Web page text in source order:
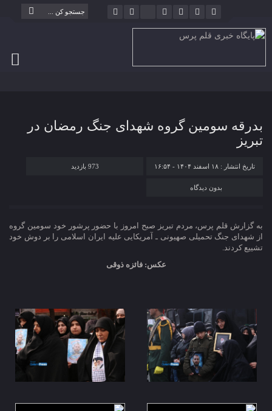
بدرقه سومین گروه شهدای جنگ رمضان در
تبریز
تاریخ انتشار : ۱۸ اسفند ۱۴۰۴ - ۱۶:۵۴ 973 بازدید
بدون دیدگاه
به گزارش قلم پرس، مردم تبریز صبح امروز با حضور پرشور خود سومین گروه
از شهدای جنگ تحمیلی صهیونی ـ آمریکایی علیه ایران اسلامی را بر دوش خود
تشییع کردند.
عکس: فائزه ذوقی